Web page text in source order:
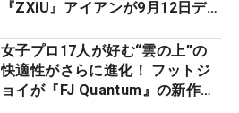
『ZXiU』アイアンが9月12日デ
女子プロ17人が好む“雲の上”の
快適性がさらに進化！ フットジ
ョイが『FJ Quantum』の新作を